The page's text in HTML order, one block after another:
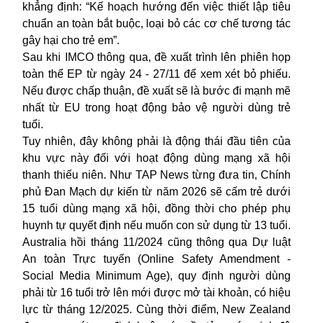
khẳng định: “Kế hoạch hướng đến việc thiết lập tiêu
chuẩn an toàn bắt buộc, loại bỏ các cơ chế tương tác
gây hại cho trẻ em”.
Sau khi IMCO thông qua, đề xuất trình lên phiên họp
toàn thể EP từ ngày 24 - 27/11 để xem xét bỏ phiếu.
Nếu được chấp thuận, đề xuất sẽ là bước đi mạnh mẽ
nhất từ EU trong hoạt động bảo vệ người dùng trẻ
tuổi.
Tuy nhiên, đây không phải là động thái đầu tiên của
khu vực này đối với hoạt động dùng mạng xã hội
thanh thiếu niên. Như TAP News từng đưa tin, Chính
phủ Đan Mạch dự kiến từ năm 2026 sẽ cấm trẻ dưới
15 tuổi dùng mạng xã hội, đồng thời cho phép phụ
huynh tự quyết định nếu muốn con sử dụng từ 13 tuổi.
Australia hồi tháng 11/2024 cũng thông qua Dự luật
An toàn Trực tuyến (Online Safety Amendment -
Social Media Minimum Age), quy định người dùng
phải từ 16 tuổi trở lên mới được mở tài khoản, có hiệu
lực từ tháng 12/2025. Cùng thời điểm, New Zealand